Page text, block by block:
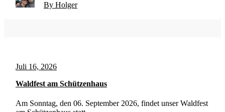
By Holger
Juli 16, 2026
Waldfest am Schützenhaus
Am Sonntag, den 06. September 2026, findet unser Waldfest